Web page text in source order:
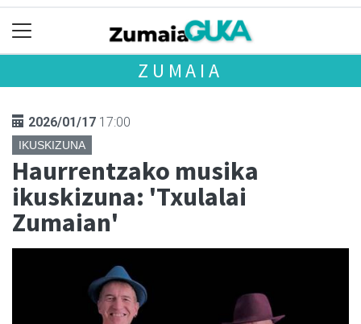
ZUMAIA
2026/01/17 17:00
IKUSKIZUNA
Haurrentzako musika
ikuskizuna: 'Txulalai
Zumaian'